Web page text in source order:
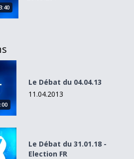
Le Débat du 04.04.13
11.04.2013
FR
Le Débat du 31.01.18 -
Election FR